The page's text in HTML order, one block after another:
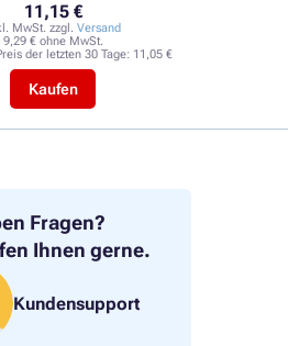
Fragen?
Ihnen gerne.
Kundensupport
11,15 €
MwSt. zzgl. Versand
9,29 € ohne MwSt.
der letzten 30 Tage: 11,05 €
Kaufen